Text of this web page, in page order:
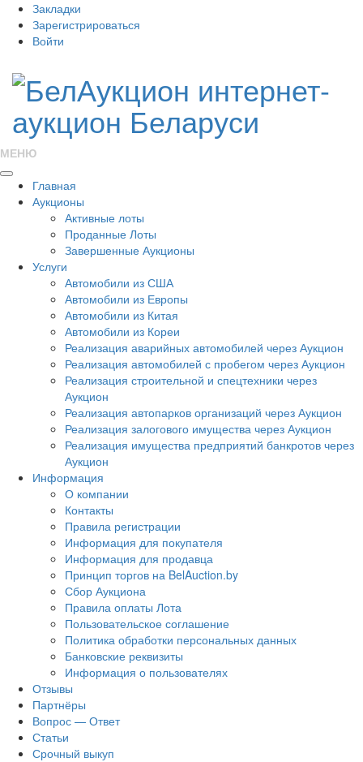
Закладки
Зарегистрироваться
Войти
МЕНЮ
Главная
Аукционы
Активные лоты
Проданные Лоты
Завершенные Аукционы
Услуги
Автомобили из США
Автомобили из Европы
Автомобили из Китая
Автомобили из Кореи
Реализация аварийных автомобилей через Аукцион
Реализация автомобилей с пробегом через Аукцион
Реализация строительной и спецтехники через
Аукцион
Реализация автопарков организаций через Аукцион
Реализация залогового имущества через Аукцион
Реализация имущества предприятий банкротов через
Аукцион
Информация
О компании
Контакты
Правила регистрации
Информация для покупателя
Информация для продавца
Принцип торгов на BelAuction.by
Сбор Аукциона
Правила оплаты Лота
Пользовательское соглашение
Политика обработки персональных данных
Банковские реквизиты
Информация о пользователях
Отзывы
Партнёры
Вопрос — Ответ
Статьи
Срочный выкуп